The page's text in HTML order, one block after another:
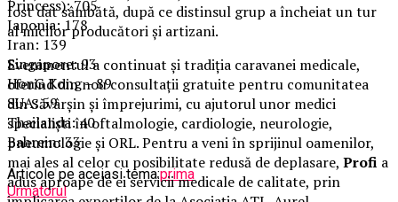
Princess): 705
Japonia: 178
Iran: 139
Singapore: 93
HonG Kong – 89
SUA: 59
Thailanda: 40
Bahrein: 33
Articole pe aceiasi tema:prima
Urmatorul
fost dat sâmbătă, după ce distinsul grup a încheiat un tur
al micilor producători și artizani.
Evenimentul a continuat și tradiția caravanei medicale,
oferind din nou consultații gratuite pentru comunitatea
din Săvârșin și împrejurimi, cu ajutorul unor medici
specialiști în oftalmologie, cardiologie, neurologie,
pneumologie și ORL. Pentru a veni în sprijinul oamenilor,
mai ales al celor cu posibilitate redusă de deplasare, Profi a
adus aproape de ei servicii medicale de calitate, prin